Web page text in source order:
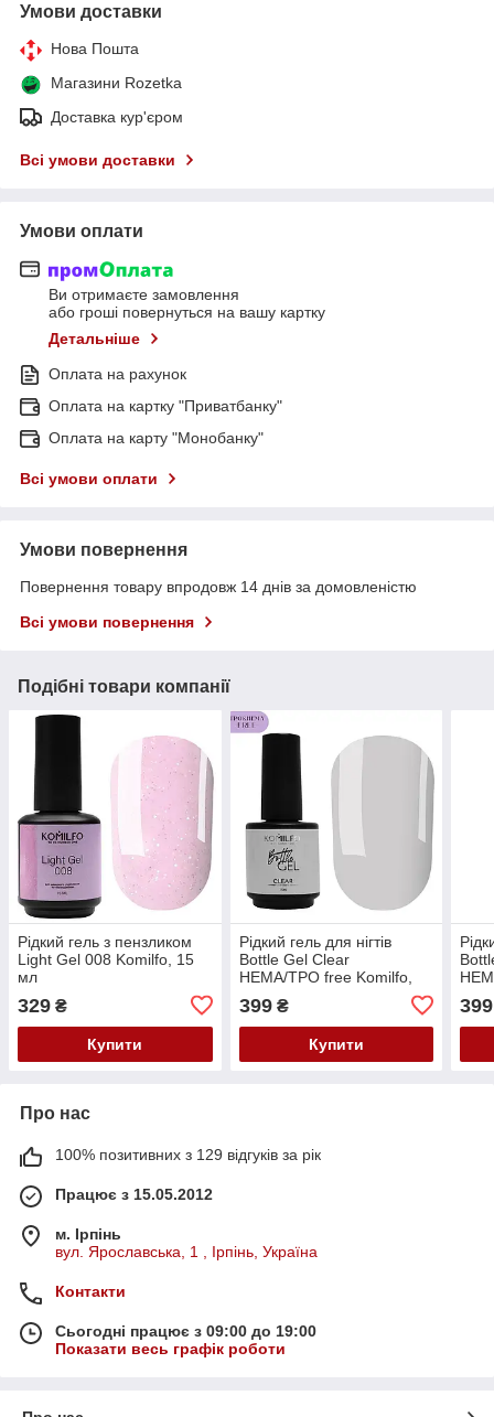
Умови доставки
Нова Пошта
Магазини Rozetka
Доставка кур'єром
Всі умови доставки
Умови оплати
Ви отримаєте замовлення
або гроші повернуться на вашу картку
Детальніше
Оплата на рахунок
Оплата на картку "Приватбанку"
Оплата на карту "Монобанку"
Всі умови оплати
Умови повернення
Повернення товару впродовж 14 днів за домовленістю
Всі умови повернення
Подібні товари компанії
Рідкий гель з пензликом
Light Gel 008 Komilfo, 15
мл
329 ₴
Купити
Рідкий гель для нігтів
Bottle Gel Clear
HEMA/TPO free Komilfo,
399₴
Купити
399
Про нас
100% позитивних з 129 відгуків за рік
Працює з 15.05.2012
м. Ірпінь
вул. Ярославська, 1 , Ірпінь, Україна
Контакти
Сьогодні працює з 09:00 до 19:00
Показати весь графік роботи